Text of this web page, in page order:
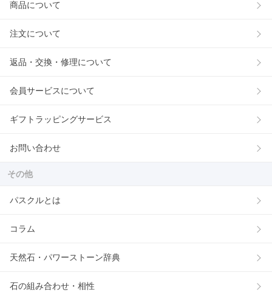
商品について
注文について
返品・交換・修理について
会員サービスについて
ギフトラッピングサービス
お問い合わせ
その他
パスクルとは
コラム
天然石・パワーストーン辞典
石の組み合わせ・相性